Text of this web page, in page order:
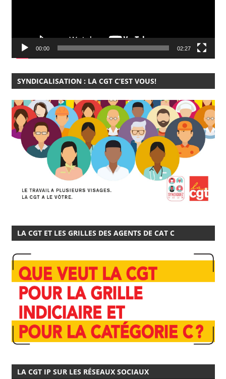
00:00 02:27
SYNDICALISATION : LA CGT C’EST VOUS!
LA CGT ET LES GRILLES DES AGENTS DE CAT C
LA CGT IP SUR LES RÉSEAUX SOCIAUX